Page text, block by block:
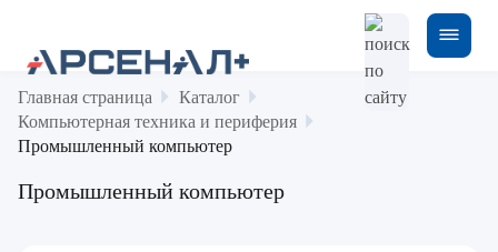
Главная страница
Каталог
Компьютерная техника и периферия
Промышленный компьютер
Промышленный компьютер